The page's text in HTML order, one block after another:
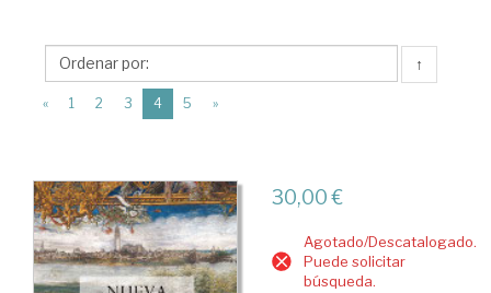
Centro
de
Estudios
Hispánica.
(CEEH)
↑
« 1 2 3 4(current)
5 »
30,00 €
Agotado/Descatalogado.
Puede solicitar
búsqueda.